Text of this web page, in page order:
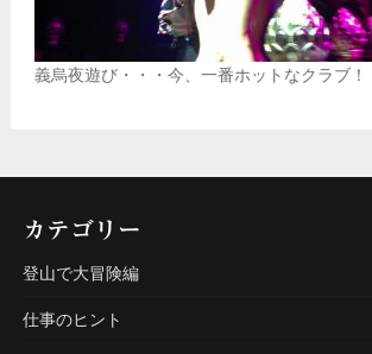
義烏夜遊び・・・今、一番ホットなクラブ！
カテゴリー
登山で大冒険編
仕事のヒント